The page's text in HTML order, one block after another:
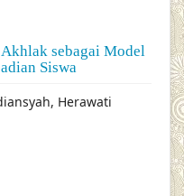
sebagai Model
Siswa
Herawati